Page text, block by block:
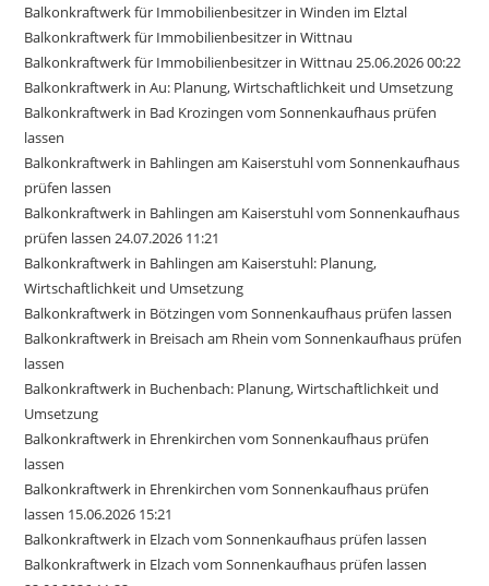
Balkonkraftwerk für Immobilienbesitzer in Winden im Elztal
Balkonkraftwerk für Immobilienbesitzer in Wittnau
Balkonkraftwerk für Immobilienbesitzer in Wittnau 25.06.2026 00:22
Balkonkraftwerk in Au: Planung, Wirtschaftlichkeit und Umsetzung
Balkonkraftwerk in Bad Krozingen vom Sonnenkaufhaus prüfen
lassen
Balkonkraftwerk in Bahlingen am Kaiserstuhl vom Sonnenkaufhaus
prüfen lassen
Balkonkraftwerk in Bahlingen am Kaiserstuhl vom Sonnenkaufhaus
prüfen lassen 24.07.2026 11:21
Balkonkraftwerk in Bahlingen am Kaiserstuhl: Planung,
Wirtschaftlichkeit und Umsetzung
Balkonkraftwerk in Bötzingen vom Sonnenkaufhaus prüfen lassen
Balkonkraftwerk in Breisach am Rhein vom Sonnenkaufhaus prüfen
lassen
Balkonkraftwerk in Buchenbach: Planung, Wirtschaftlichkeit und
Umsetzung
Balkonkraftwerk in Ehrenkirchen vom Sonnenkaufhaus prüfen
lassen
Balkonkraftwerk in Ehrenkirchen vom Sonnenkaufhaus prüfen
lassen 15.06.2026 15:21
Balkonkraftwerk in Elzach vom Sonnenkaufhaus prüfen lassen
Balkonkraftwerk in Elzach vom Sonnenkaufhaus prüfen lassen